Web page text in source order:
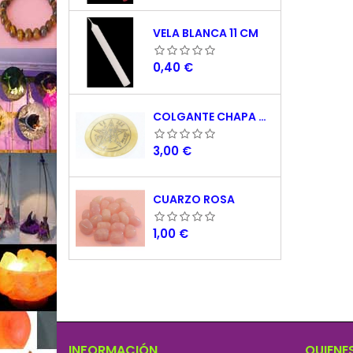
VELA BLANCA 11 CM
Precio
0,40 €
COLGANTE CHAPA NACAR TETRAGRAMATON 5 CM
Precio
3,00 €
CUARZO ROSA
Precio
1,00 €